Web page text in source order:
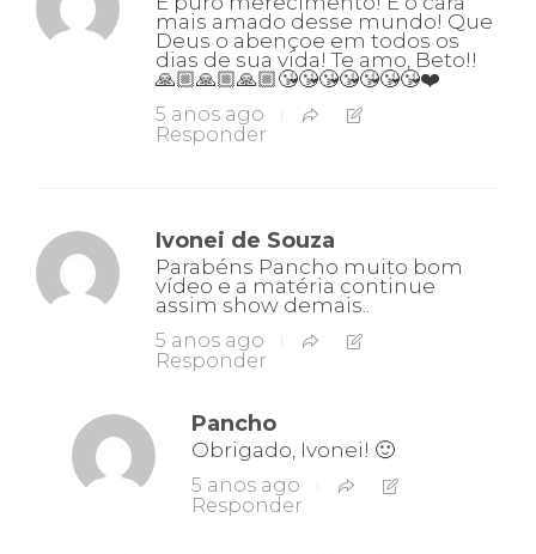
mais amado desse mundo! Que
Deus o abençoe em todos os
dias de sua vida! Te amo, Beto!!
🙏🏼🙏🏼🙏🏼😘😘😘😘😘😘😘❤️
5 anos ago
Responder
Ivonei de Souza
Parabéns Pancho muito bom
vídeo e a matéria continue
assim show demais..
5 anos ago
Responder
Pancho
Obrigado, Ivonei! 🙂
5 anos ago
Responder